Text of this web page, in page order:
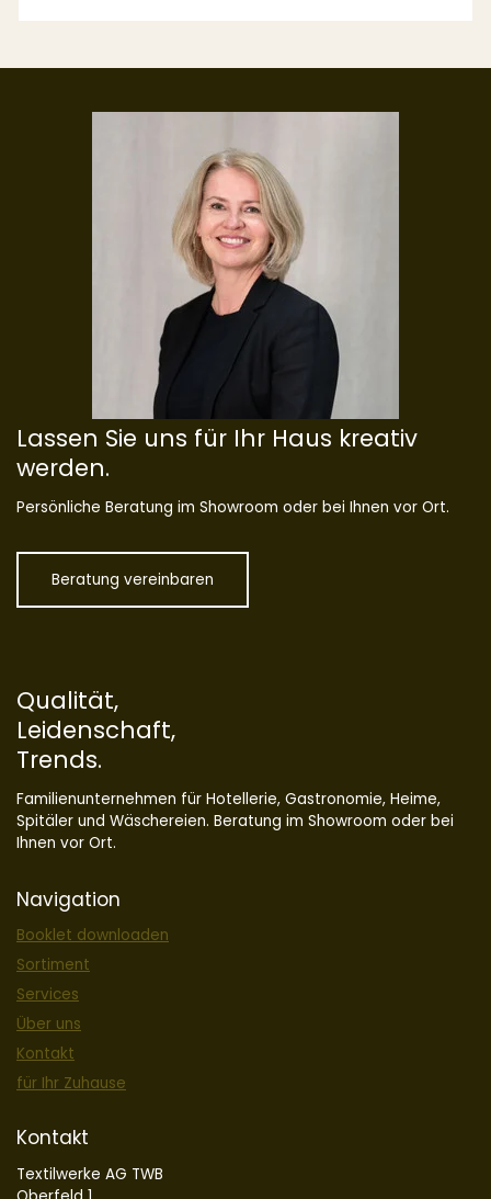
Lassen Sie uns für Ihr Haus kreativ
werden.
Persönliche Beratung im Showroom oder bei Ihnen vor Ort.
Beratung vereinbaren
Qualität,
Leidenschaft,
Trends.
Familienunternehmen für Hotellerie, Gastronomie, Heime,
Spitäler und Wäschereien. Beratung im Showroom oder bei
Ihnen vor Ort.
Navigation
Booklet downloaden
Sortiment
Services
Über uns
Kontakt
für Ihr Zuhause
Kontakt
Textilwerke AG TWB